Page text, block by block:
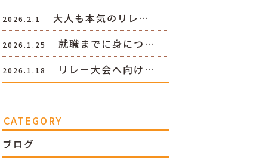
2026.2.1 大人も本気のリレ…
2026.1.25 就職までに身につ…
2026.1.18 リレー大会へ向け…
CATEGORY
ブログ